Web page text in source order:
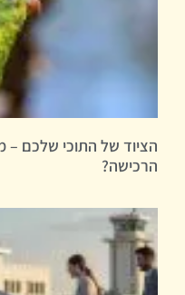
הציוד של התוכי שלכם –
הרכישה?